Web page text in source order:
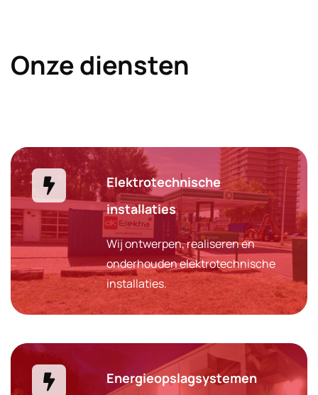
Onze diensten
Elektrotechnische
installaties
Wij ontwerpen, realiseren en
onderhouden elektrotechnische
installaties.
Energieopslagsystemen